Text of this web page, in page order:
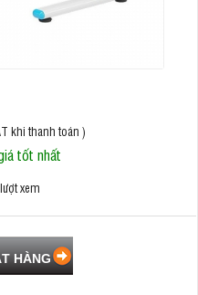
khi thanh toán )
tốt nhất
xem